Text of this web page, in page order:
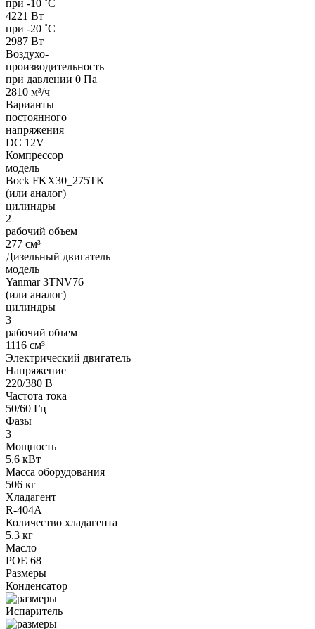
при -10 ˚С
4221 Вт
при -20 ˚С
2987 Вт
Воздухо-
производительность
при давлении 0 Па
2810 м³/ч
Варианты
постоянного
напряжения
DC 12V
Компрессор
модель
Bock FKX30_275TK
(или аналог)
цилиндры
2
рабочий объем
277 см³
Дизельный двигатель
модель
Yanmar 3TNV76
(или аналог)
цилиндры
3
рабочий объем
1116 см³
Электрический двигатель
Напряжение
220/380 В
Частота тока
50/60 Гц
Фазы
3
Мощность
5,6 кВт
Масса оборудования
506 кг
Хладагент
R-404A
Количество хладагента
5.3 кг
Масло
POE 68
Размеры
Конденсатор
Испаритель